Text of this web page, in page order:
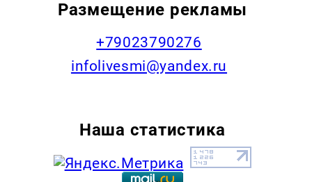
Размещение рекламы
+79023790276
infolivesmi@yandex.ru
Наша статистика